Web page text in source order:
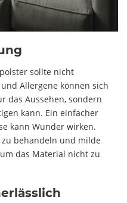
sollte nicht
Allergene können sich
das Aussehen, sondern
kann. Ein einfacher
kann Wunder wirken.
zu behandeln und milde
das Material nicht zu